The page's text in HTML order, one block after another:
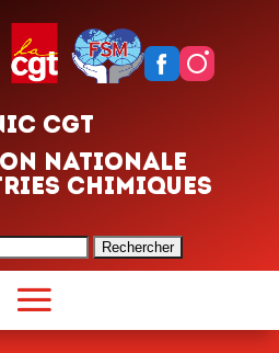
CGT
NATIONALE
CHIMIQUES